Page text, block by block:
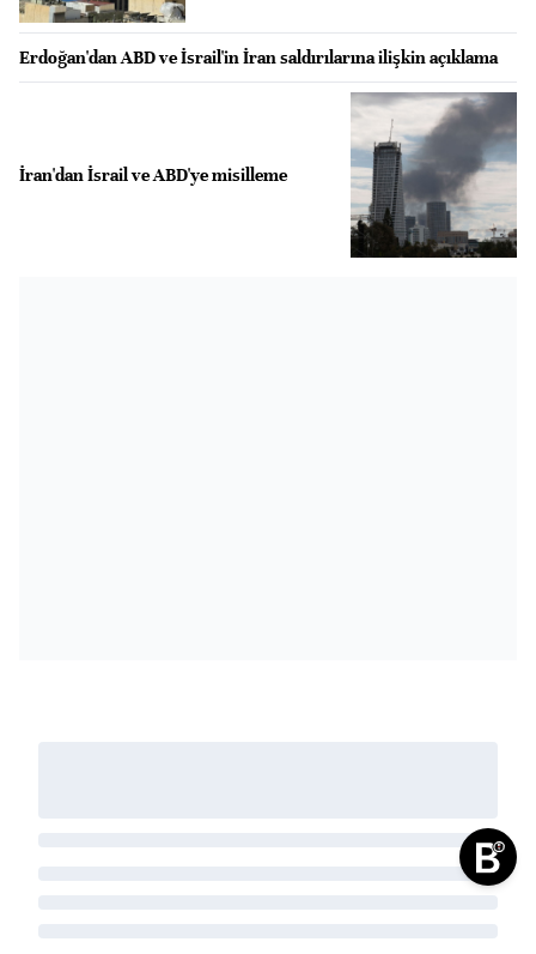
Erdoğan'dan ABD ve İsrail'in İran saldırılarına ilişkin açıklama
İran'dan İsrail ve ABD'ye misilleme